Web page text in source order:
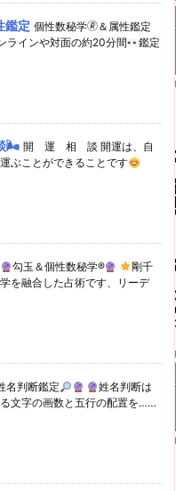
鑑定 個性数秘学🄬＆属性鑑定
ラインや対面の約20分間
鑑定
🌬 開 運 相 談 開運は、自
ぶことができることです
勾玉＆個性数秘学®
剛千
を融合した占術です、リーデ
名判断鑑定
姓名判断は
文字の画数と五行の配置を……